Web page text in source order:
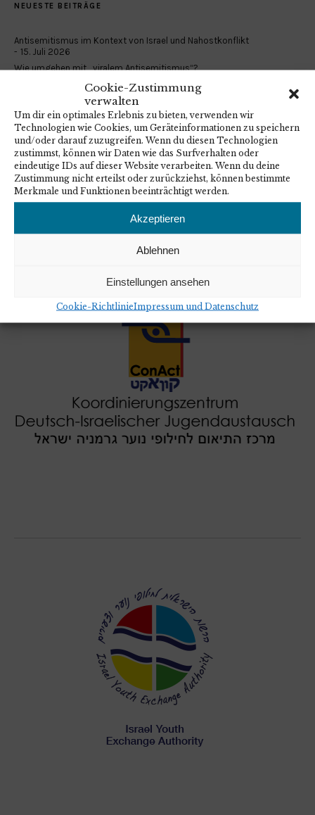
Cookie-Zustimmung
verwalten
Um dir ein optimales Erlebnis zu bieten, verwenden wir
Technologien wie Cookies, um Geräteinformationen zu speichern
und/oder darauf zuzugreifen. Wenn du diesen Technologien
zustimmst, können wir Daten wie das Surfverhalten oder
eindeutige IDs auf dieser Website verarbeiten. Wenn du deine
Zustimmung nicht erteilst oder zurückziehst, können bestimmte
Merkmale und Funktionen beeinträchtigt werden.
Akzeptieren
Ablehnen
Einstellungen ansehen
Cookie-RichtlinieImpressum und Datenschutz
NEUESTE BEITRÄGE
Antisemitismus im Kontext von Israel und Nahostkonflikt
15. Juli 2026
Wie umgehen mit „viralem Antisemitismus“?
Antisemitismus im Kontext von Israel und Nahostkonflikt begegnen
Netzwerk „Sichtbar Handeln! Gegen Antisemitismus.“: Viraler
Antisemitismus – Phänomen & Handlungsstrategien für die politische
Bildung
16. Juni 2026
Antisemitismus im Kontext von Israel und Nahostkonflikt
3. Mai 2026